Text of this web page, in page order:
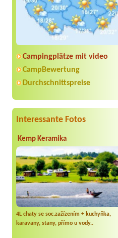
Campingplätze mit video
CampBewertung
Durchschnittspreise
Interessante Fotos
Kemp Keramika
4L chaty se soc.zažízením + kuchyňka,
karavany, stany, přímo u vody..